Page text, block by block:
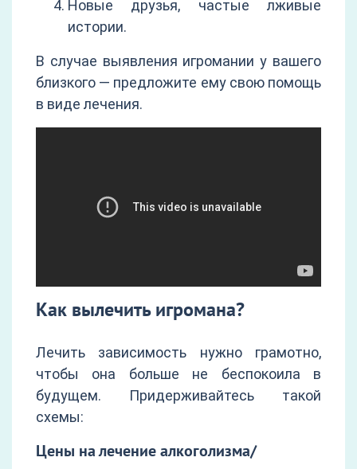
Новые друзья, частые лживые
истории.
В случае выявления игромании у вашего
близкого — предложите ему свою помощь
в виде лечения.
Как вылечить игромана?
Лечить зависимость нужно грамотно,
чтобы она больше не беспокоила в
будущем. Придерживайтесь такой
схемы:
Цены на лечение алкоголизма/